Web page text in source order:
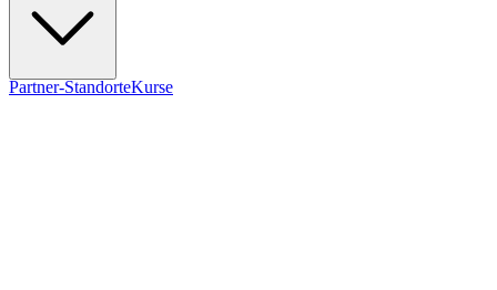
Partner-StandorteKurse